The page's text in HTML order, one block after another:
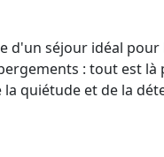
d'un séjour idéal pour
: tout est là
quiétude et de la